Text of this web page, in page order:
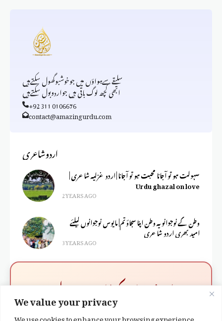
We value your privacy
We use cookies to enhance your browsing experience,
سلیقےسےہواؤں میں جوخوشبوگھول سکتےہیں
ابھی کچھ لوگ باقی ہیں جواردوبول سکتےہیں
+92 311 0106676
contact@amazingurdu.com
اردوشاعری
سہولت ہو تو آجانا محبت ہو تو آجانا | اردو غزلیہ شاعری |
Urdu ghazal on love
2 YEARS AGO
وطن کے نوجوانو یہ وطن اپنا سجاؤ تم| مایوس نوجوانوں کیلئے
امید بھری اردو شاعری
3 YEARS AGO
✨ اپنے جذبات کو شاعری میں بدلیں ✨
اگر آپ چاہتے ہیں کہ آپ کے احساسات کو نظم کا روپ دیا